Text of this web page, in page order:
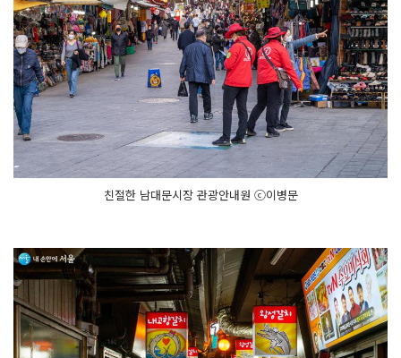
친절한 남대문시장 관광안내원 ⓒ이병문